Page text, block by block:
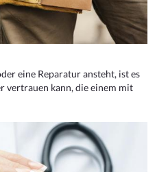
eine Reparatur ansteht, ist es
vertrauen kann, die einem mit